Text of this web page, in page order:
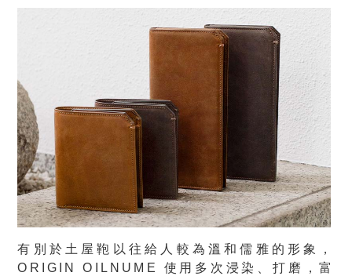
有別於土屋鞄以往給人較為溫和儒雅的形象，
ORIGIN OILNUME 使用多次浸染、打磨，富